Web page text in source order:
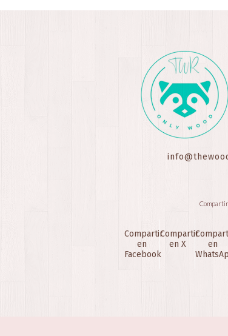
Compartir
en
Facebook
Compartir
en X
en